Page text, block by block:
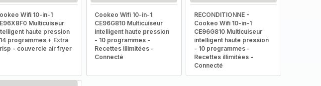
Wifi 10-in-1
Multicuiseur
haute pression
programmes + Extra
- couvercle air fryer
Cookeo Wifi 10-in-1
CE96G810 Multicuiseur
intelligent haute pression
- 10 programmes -
Recettes illimitées -
Connecté
RECONDITIONNE -
Cookeo Wifi 10-in-1
CE96G810 Multicuiseur
intelligent haute pression
- 10 programmes -
Recettes illimitées -
Connecté